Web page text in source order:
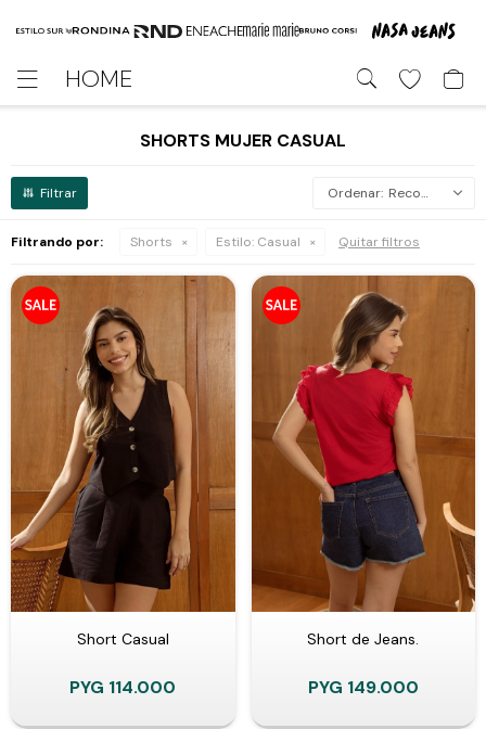
HOME

SHORTS MUJER CASUAL
Recomendados
Filtrando por: Shorts Estilo: Casual Quitar filtros
Short Casual
PYG 114.000
Short de Jeans.
PYG 149.000